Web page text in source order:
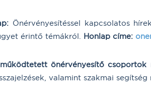
Önérvényesítéssel kapcsolatos
érintő témákról. Honlap címe:
önérvényesítő csoportok
valamint szakmai segítség